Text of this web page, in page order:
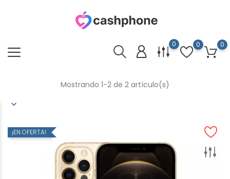
0
0
0
Mostrando 1-2 de 2 artículo(s)
¡EN OFERTA!